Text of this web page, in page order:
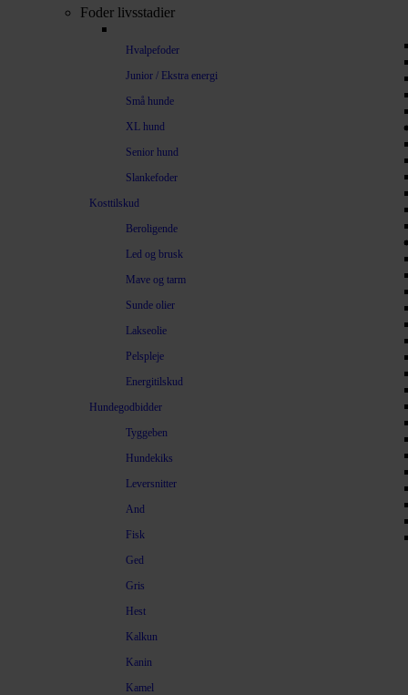
Foder livsstadier
Hvalpefoder
Junior / Ekstra energi
Små hunde
XL hund
Senior hund
Slankefoder
Kosttilskud
Beroligende
Led og brusk
Mave og tarm
Sunde olier
Lakseolie
Pelspleje
Energitilskud
Hundegodbidder
Tyggeben
Hundekiks
Leversnitter
And
Fisk
Ged
Gris
Hest
Kalkun
Kanin
Kamel